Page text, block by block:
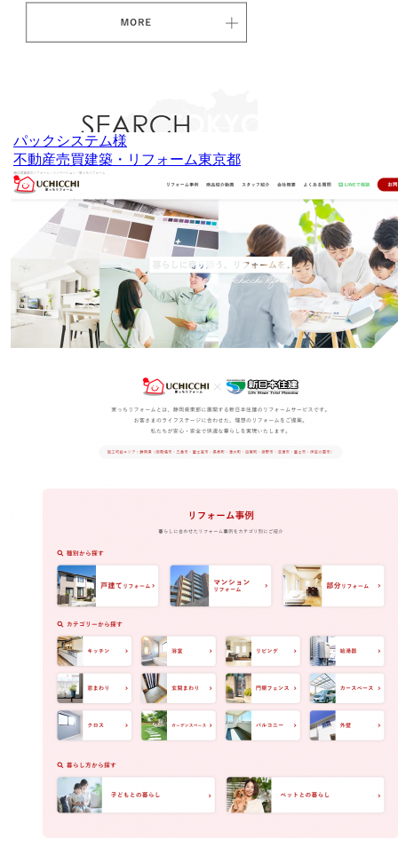
パックシステム様
不動産売買建築・リフォーム東京都